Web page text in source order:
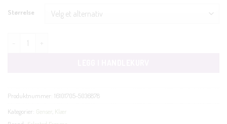
Størrelse
Lulu New o-neck plomme antall
Produktnummer: 16101705-5036878
Kategorier: Genser Klær